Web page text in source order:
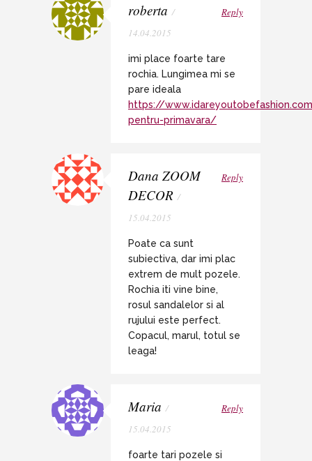
roberta /
14.04.2015
Reply
imi place foarte tare
rochia. Lungimea mi se
pare ideala
https://
pentru-primavara/
Dana ZOOM
DECOR /
15.04.2015
Reply
Poate ca sunt
subiectiva, dar imi plac
extrem de mult pozele.
Rochia iti vine bine,
rosul sandalelor si al
rujului este perfect.
Copacul, marul, totul se
leaga!
Maria /
15.04.2015
Reply
foarte tari pozele si